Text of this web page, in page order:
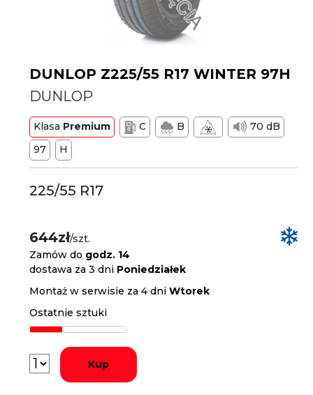
DUNLOP Z225/55 R17 WINTER 97H
DUNLOP
Klasa Premium C B
70 dB
97
H
225/55 R17
644zł/szt.
Zamów do godz. 14
dostawa za 3 dni Poniedziałek
Montaż w serwisie za 4 dniWtorek
Ostatnie sztuki
Kup